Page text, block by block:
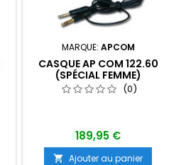
MARQUE: APCOM
CASQUE AP COM 122.60
(SPÉCIAL FEMME)
(0)
189,95 €
 Ajouter au panier